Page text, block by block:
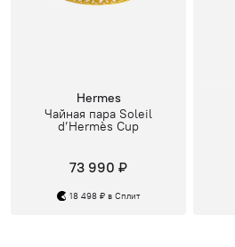
Hermes
Чайная пара Soleil
d’Hermès Cup
73 990 ₽
18 498 ₽ в Сплит